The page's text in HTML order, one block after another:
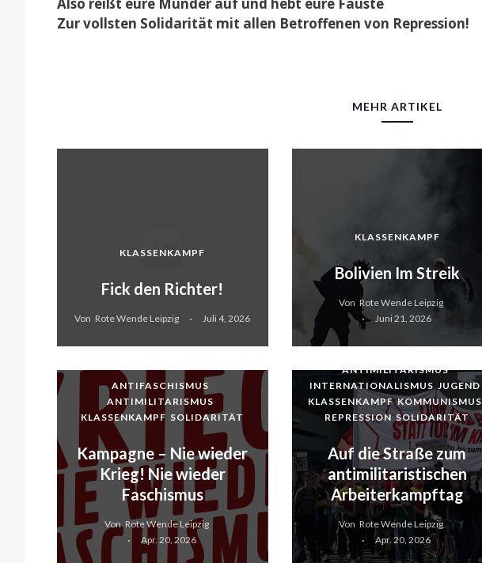
Also reißt eure Münder auf und hebt eure Fäuste
Zur vollsten Solidarität mit allen Betroffenen von Repression!
MEHR ARTIKEL
KLASSENKAMPF
Fick den Richter!
Von Rote Wende Leipzig Juli 4, 2026
KLASSENKAMPF
Bolivien Im Streik
Von Rote Wende Leipzig
Juni 21, 2026
ANTIFASCHISMUS
ANTIMILITARISMUS
KLASSENKAMPF SOLIDARITÄT
Kampagne – Nie wieder
Krieg! Nie wieder
Faschismus
Von Rote Wende Leipzig
Apr. 20, 2026
ANTIMILITARISMUS
INTERNATIONALISMUS JUGEND
KLASSENKAMPF KOMMUNISMUS
REPRESSION SOLIDARITÄT
Auf die Straße zum
antimilitaristischen
Arbeiterkampftag
Von Rote Wende Leipzig
Apr. 20, 2026